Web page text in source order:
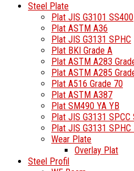
Steel Plate
Plat JIS G3101 SS400
Plat ASTM A36
Plat JIS G3131 SPHC
Plat BKI Grade A
Plat ASTM A283
Plat ASTM A285
Plat A516 Grade 70
Plat ASTM A387
Plat SM490 YA YB
Plat JIS G3131 SPCC
Plat JIS G3131 SPHC
Wear Plate
Overlay Plat
Steel Profil